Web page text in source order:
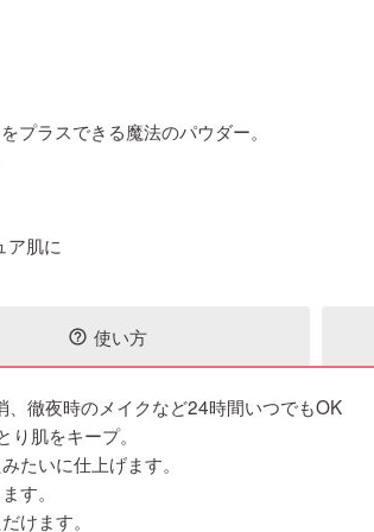
プラスできる魔法のパウダー。
ア肌に
help_outline 使い方
徹夜時のメイクなど24時間いつでもOK
肌をキープ。
たいに仕上げます。
す。
けます。